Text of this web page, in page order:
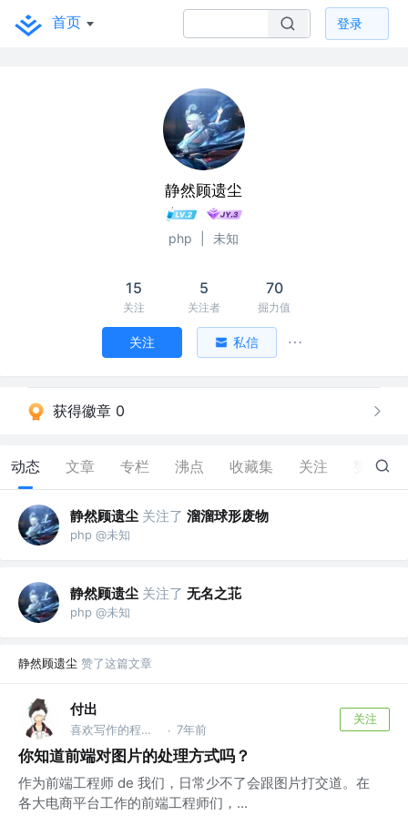
首页 登录
静然顾遗尘
php 未知
15
关注
5
关注者
70
掘力值
关注 私信
获得徽章 0
动态 文章 专栏 沸点 收藏集 关注 6
静然顾遗尘 关注了 溜溜球形废物
php @未知
静然顾遗尘 关注了 无名之苝
php @未知
静然顾遗尘 赞了这篇文章
付出
喜欢写作的程序员 · 7年前
关注
你知道前端对图片的处理方式吗？
作为前端工程师 de 我们，日常少不了会跟图片打交道。在
各大电商平台工作的前端工程师们，...